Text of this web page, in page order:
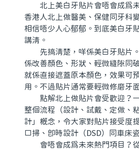
北上美白牙貼片會唔會成為未
香港人北上做醫美、保健同牙科
相信唔少人心郁郁。到底美白牙
講清。
先搞清楚，咩係美白牙貼片。
係改善顏色、形狀、輕微縫隙同
就係直接遮蓋原本顏色，效果可
用。不過貼片通常要輕微修磨牙
點解北上做貼片會受歡迎？一
整個流程（設計、試戴、定做、
計」概念，令大家對貼片接受度
口掃、即時設計（DSD）同車床
會唔會成為未來熱門項目？從